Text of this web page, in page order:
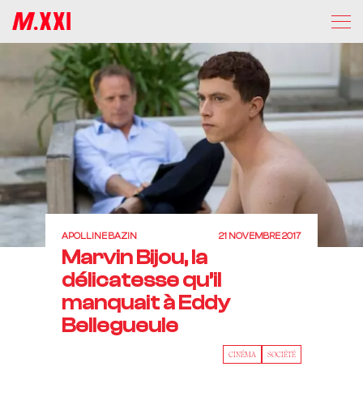
APOLLINE BAZIN 21 NOVEMBRE 2017
Marvin Bijou, la
délicatesse qu’il
manquait à Eddy
Bellegueule
CINÉMA SOCIÉTÉ